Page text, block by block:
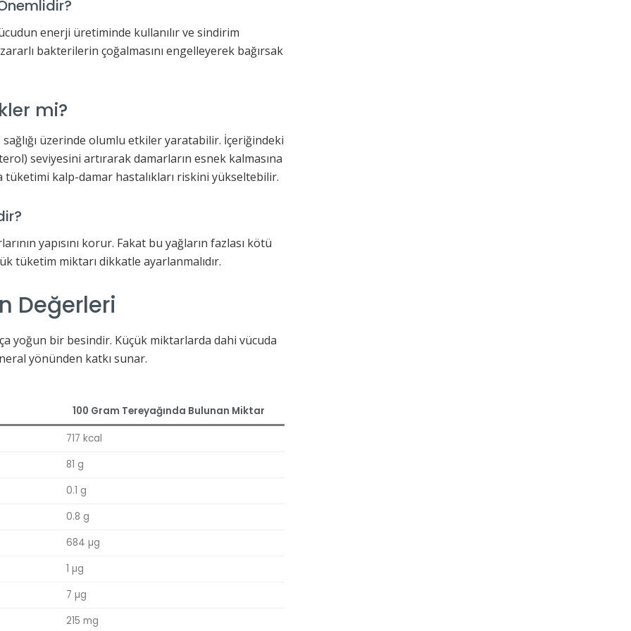
enerji üretiminde kullanılır ve sindirim
bakterilerin çoğalmasını engelleyerek bağırsak
mi?
üzerinde olumlu etkiler yaratabilir. İçeriğindeki
seviyesini artırarak damarların esnek kalmasına
tüketimi kalp-damar hastalıkları riskini yükseltebilir.
yapısını korur. Fakat bu yağların fazlası kötü
tüketim miktarı dikkatle ayarlanmalıdır.
Değerleri
yoğun bir besindir. Küçük miktarlarda dahi vücuda
yönünden katkı sunar.
100 Gram Tereyağında Bulunan Miktar
717 kcal
81 g
0.1 g
0.8 g
684 µg
1 µg
7 µg
215 mg